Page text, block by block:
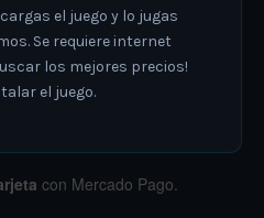
el juego y lo jugas
Se requiere internet
los mejores precios!
el juego.
con Mercado Pago.